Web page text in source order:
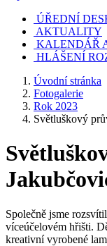
ÚŘEDNÍ
AKTUALITY
KALENDÁŘ
HLÁŠENÍ
Úvodní stránka
Fotogalerie
Rok 2023
Světluškový
Společně jsme
víceúčelovém hřišti.
kreativní vyrobené